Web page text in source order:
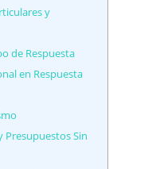
y
de Respuesta
en Respuesta
Sin